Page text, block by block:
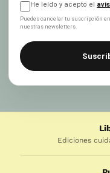
He leído y acepto el
Puedes cancelar tu suscripción
nuestras newsletters.
Ediciones